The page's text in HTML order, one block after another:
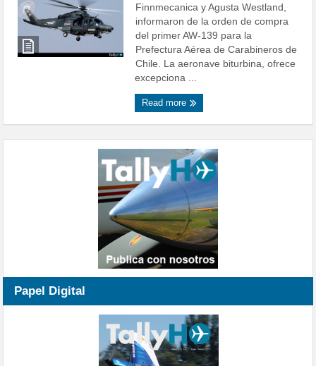
Finnmecanica y Agusta Westland,
informaron de la orden de compra
del primer AW-139 para la
Prefectura Aérea de Carabineros de
Chile. La aeronave biturbina, ofrece
excepciona ...
Read more
Papel Digital